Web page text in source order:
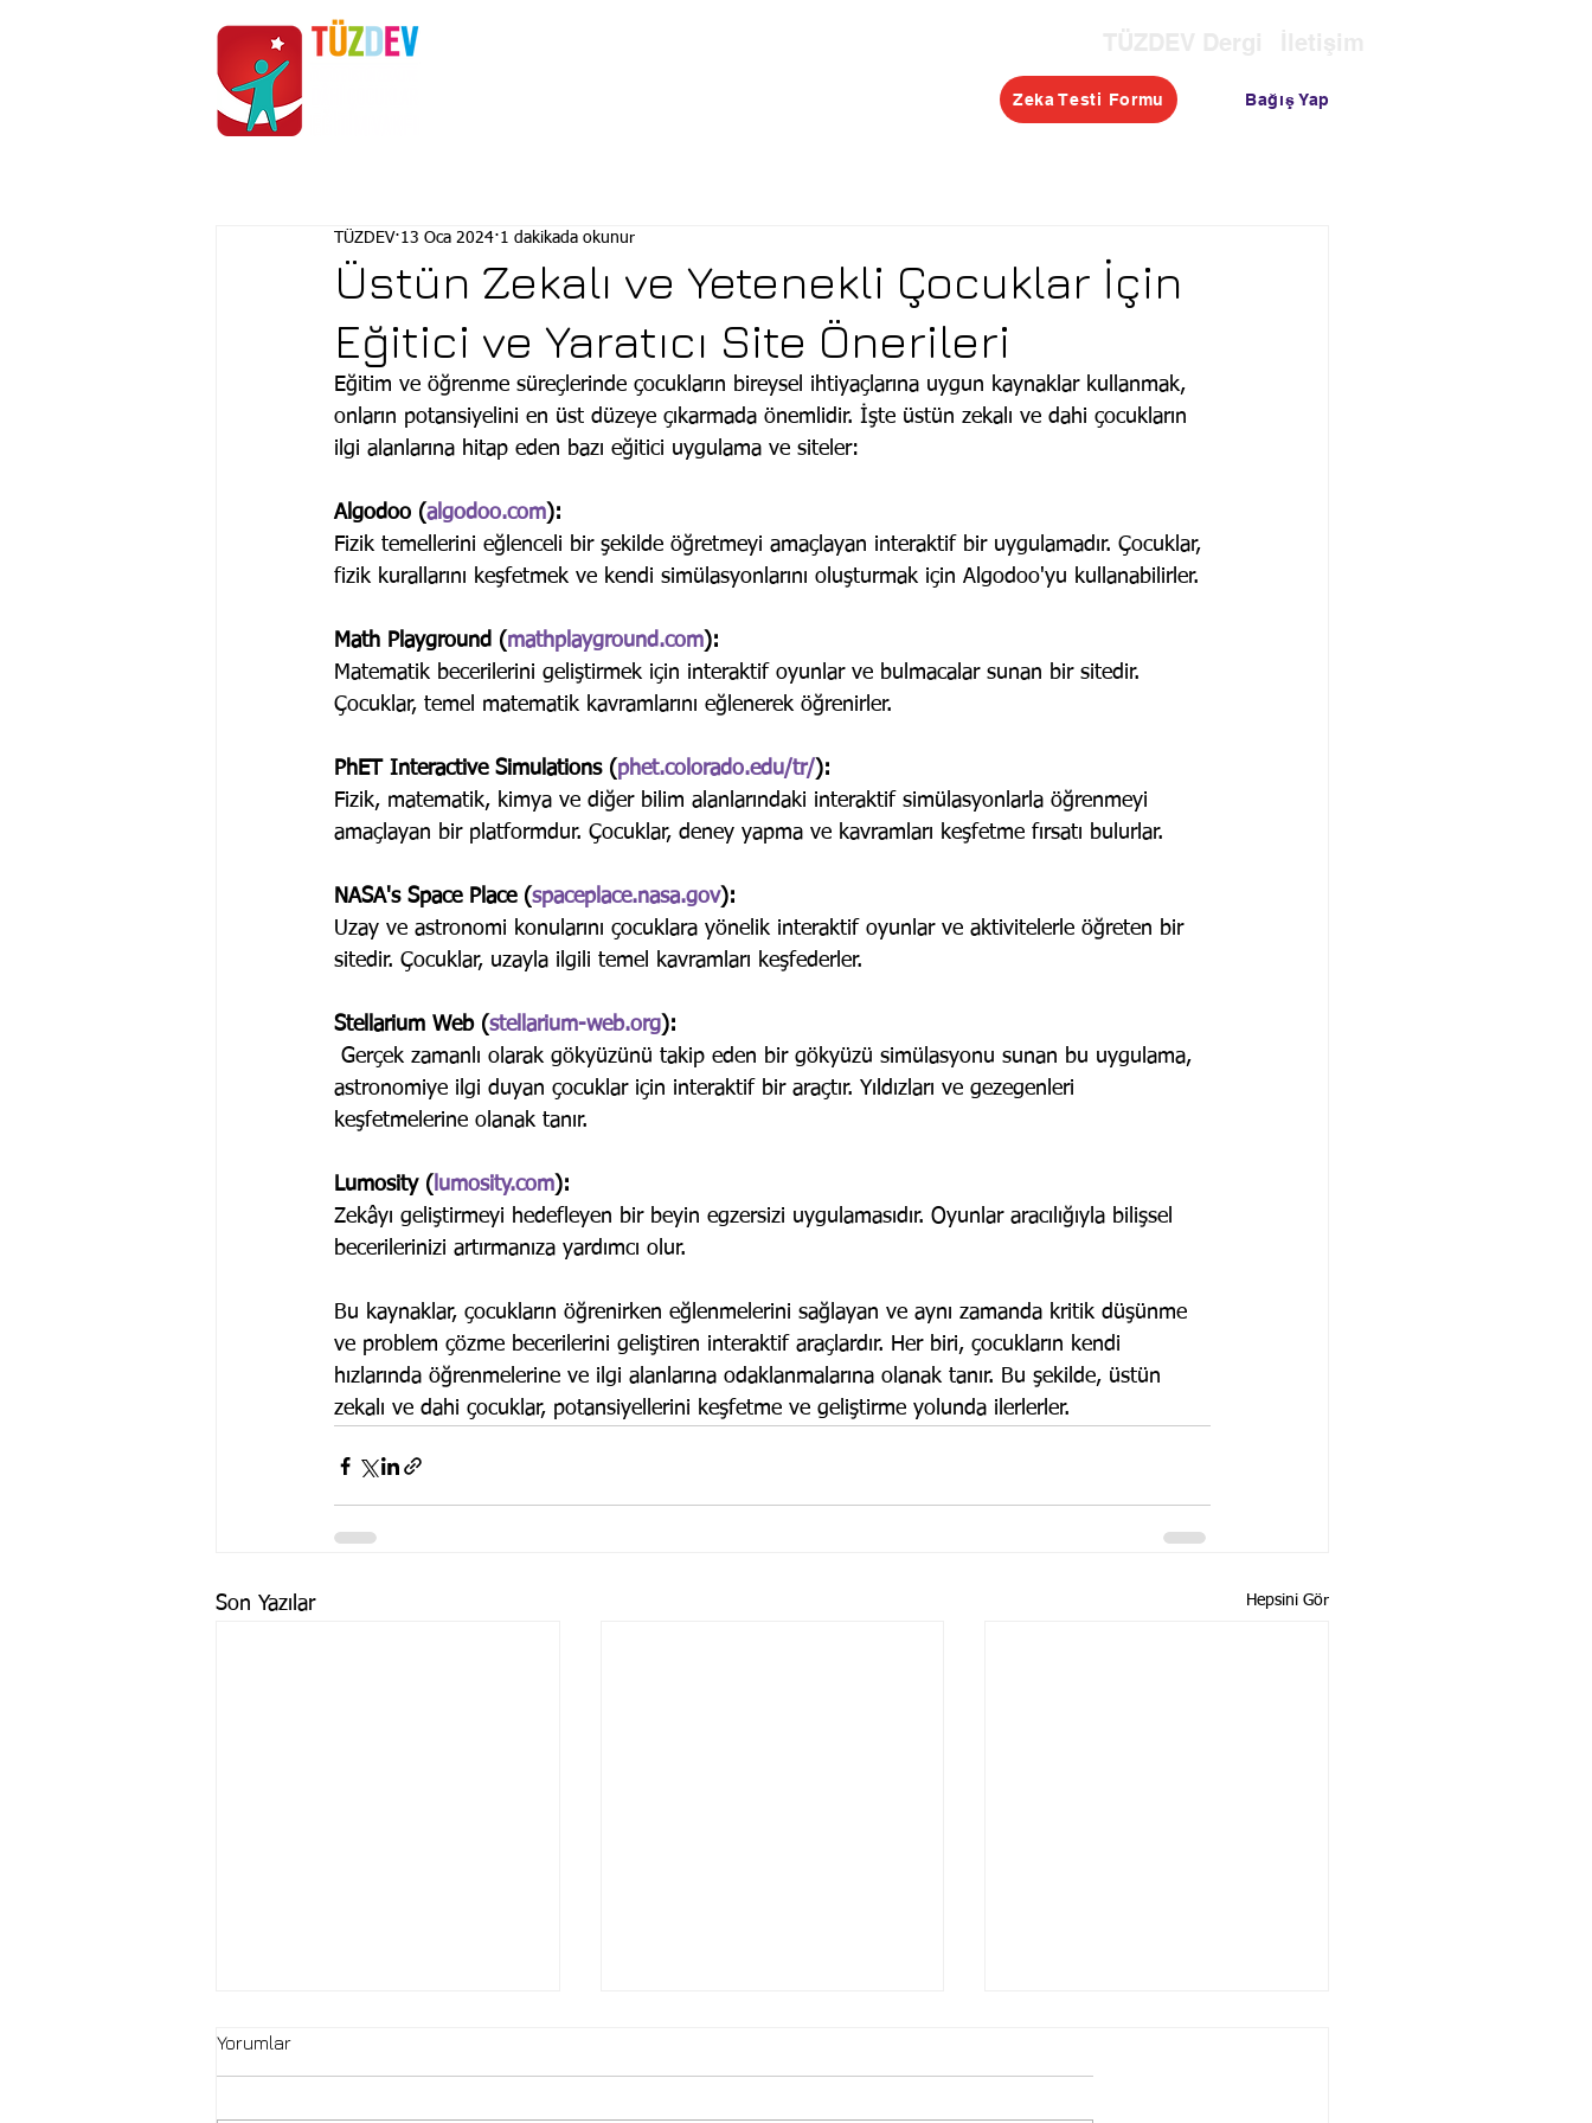
Zeka Testi Formu Bağış Yap
Üstün Zekalı ve Yetenekli Çocuklar İçin
Eğitici ve Yaratıcı Site Önerileri
TÜZDEV 13 Oca 2024 1 dakikada okunur
Eğitim ve öğrenme süreçlerinde çocukların bireysel ihtiyaçlarına uygun kaynaklar kullanmak,
onların potansiyelini en üst düzeye çıkarmada önemlidir. İşte üstün zekalı ve dahi çocukların
ilgi alanlarına hitap eden bazı eğitici uygulama ve siteler:
Algodoo (algodoo.com):
Fizik temellerini eğlenceli bir şekilde öğretmeyi amaçlayan interaktif bir uygulamadır. Çocuklar,
fizik kurallarını keşfetmek ve kendi simülasyonlarını oluşturmak için Algodoo'yu kullanabilirler.
Math Playground (mathplayground.com):
Matematik becerilerini geliştirmek için interaktif oyunlar ve bulmacalar sunan bir sitedir.
Çocuklar, temel matematik kavramlarını eğlenerek öğrenirler.
PhET Interactive Simulations (phet.colorado.edu/tr/):
Fizik, matematik, kimya ve diğer bilim alanlarındaki interaktif simülasyonlarla öğrenmeyi
amaçlayan bir platformdur. Çocuklar, deney yapma ve kavramları keşfetme fırsatı bulurlar.
NASA's Space Place (spaceplace.nasa.gov):
Uzay ve astronomi konularını çocuklara yönelik interaktif oyunlar ve aktivitelerle öğreten bir
sitedir. Çocuklar, uzayla ilgili temel kavramları keşfederler.
Stellarium Web (stellarium-web.org):
astronomiye ilgi duyan çocuklar için interaktif bir araçtır. Yıldızları ve gezegenleri
keşfetmelerine olanak tanır.
Lumosity ( lumosity.com):
Zekâyı geliştirmeyi hedefleyen bir beyin egzersizi uygulamasıdır. Oyunlar aracılığıyla bilişsel
becerilerinizi artırmanıza yardımcı olur.
Bu kaynaklar, çocukların öğrenirken eğlenmelerini sağlayan ve aynı zamanda kritik düşünme
ve problem çözme becerilerini geliştiren interaktif araçlardır. Her biri, çocukların kendi
hızlarında öğrenmelerine ve ilgi alanlarına odaklanmalarına olanak tanır. Bu şekilde, üstün
zekalı ve dahi çocuklar, potansiyellerini keşfetme ve geliştirme yolunda ilerlerler.
Son Yazılar Hepsini Gör
Yorumlar